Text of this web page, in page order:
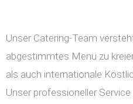
Unser Catering-Team
abgestimmtes Menü zu
als auch internationale
Unser professioneller